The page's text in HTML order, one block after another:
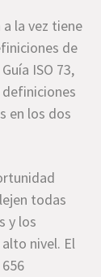
la vez tiene
de
ISO 73,
en los dos
todas
y los
nivel. El